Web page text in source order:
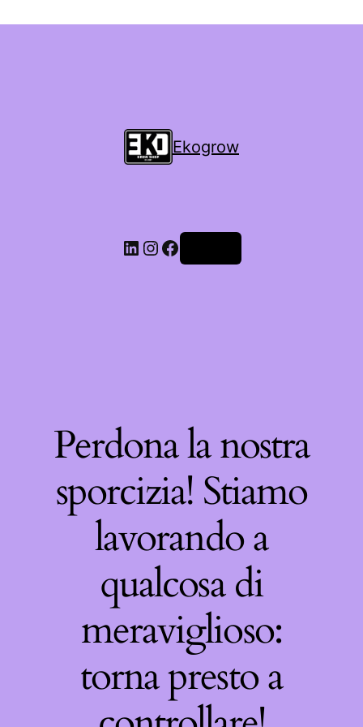
Ekogrow
Perdona la nostra
sporcizia! Stiamo
lavorando a
qualcosa di
meraviglioso:
torna presto a